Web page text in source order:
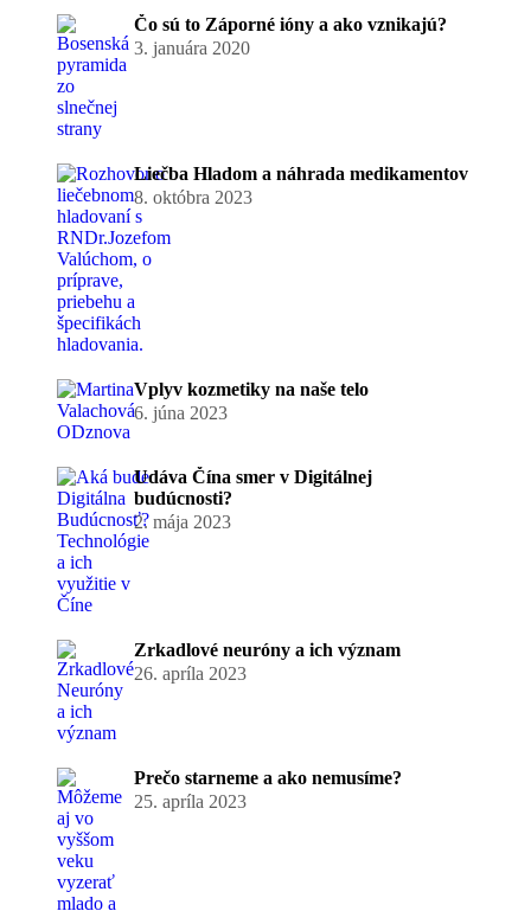
Čo sú to Záporné ióny a ako vznikajú?
3. januára 2020
Liečba Hladom a náhrada medikamentov
8. októbra 2023
Vplyv kozmetiky na naše telo
6. júna 2023
Udáva Čína smer v Digitálnej
budúcnosti?
2. mája 2023
Zrkadlové neuróny a ich význam
26. apríla 2023
Prečo starneme a ako nemusíme?
25. apríla 2023